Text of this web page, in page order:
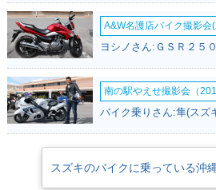
A&W名護店バイク撮影
ヨシノさん:ＧＳＲ２５
南の駅やえせ撮影会（
バイク乗りさん:隼(スズ
スズキのバイクに乗っている沖